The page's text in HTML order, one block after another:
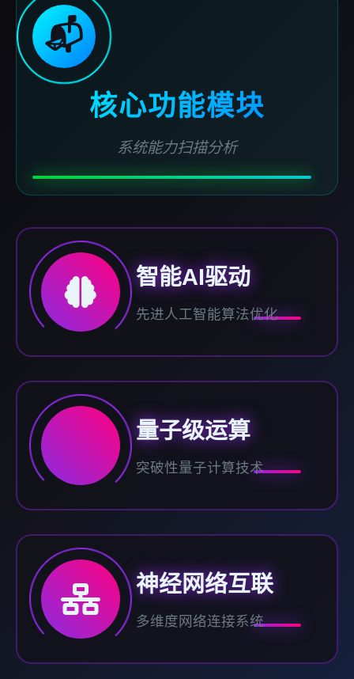
📬
核心功能模块
系统能力扫描分析
智能AI驱动
先进人工智能算法优化
量子级运算
突破性量子计算技术
神经网络互联
多维度网络连接系统